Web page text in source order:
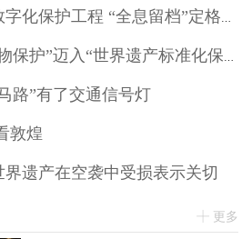
路”有了交通信号灯
敦煌
遗产在空袭中受损表示关切
更多